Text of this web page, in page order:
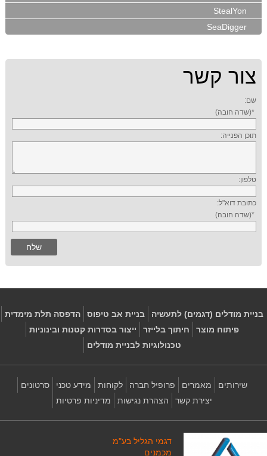
StealYon
SeaDigger
צור קשר
שם:
*(שדה חובה)
תוכן הפנייה:
טלפון:
כתובת דוא"ל:
*(שדה חובה)
בניית מודלים (דגמים) לתעשיה בניית אב טיפוס
הדפסה תלת מימדית
פיתוח מוצר
חיתוך בלייזר
ייצור בסדרות קטנות ובינוניות
טכנולוגיות לבניית מודלים
שירותים מאמרים פרופיל חברה לקוחות מידע טכני
סרטונים
יצירת קשר
הצהרת נגישות מדיניות פרטיות
דגמי הגליל בע"מ
מכמנים